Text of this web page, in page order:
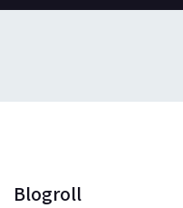
Blogroll